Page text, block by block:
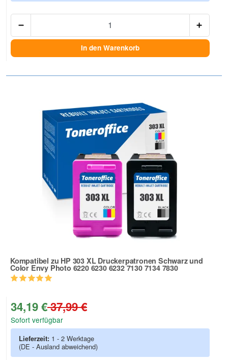
In den Warenkorb
Kompatibel zu HP 303 XL Druckerpatronen Schwarz und
Color Envy Photo 6220 6230 6232 7130 7134 7830
34,19 €37,99 €
Sofort verfügbar
Lieferzeit: 1 - 2 Werktage
(DE - Ausland abweichend)